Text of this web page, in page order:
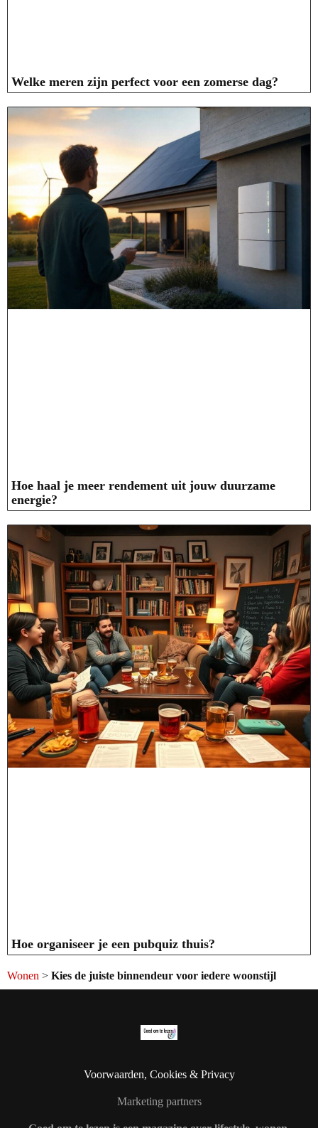
Welke meren zijn perfect voor een zomerse dag?
Hoe haal je meer rendement uit jouw duurzame
energie?
Hoe organiseer je een pubquiz thuis?
Wonen > Kies de juiste binnendeur voor iedere woonstijl
Voorwaarden, Cookies & Privacy
Marketing partners